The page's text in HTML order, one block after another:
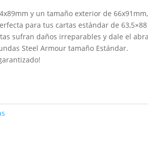
y un tamaño exterior de 66x91mm,
para tus cartas estándar de
sufran daños irreparables y dale el
Steel Armour tamaño Estándar.